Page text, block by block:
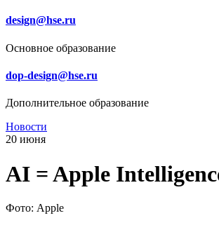
design@hse.ru
Основное образование
dop-design@hse.ru
Дополнительное образование
Новости
20 июня
AI = Apple
Фото: Apple